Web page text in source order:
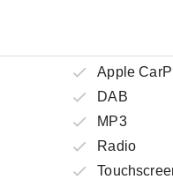
Apple
DAB
MP3
Radio